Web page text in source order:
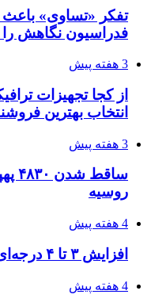
تفکر «تساوی»
فدراسیون نگاهش
3 هفته پیش
از کجا تجهیزات
انتخاب بهترین
3 هفته پیش
روسیه
4 هفته پیش
افزایش ۳ تا ۴ درجه‌ای دما در ایلام تا اواخر هفته
4 هفته پیش